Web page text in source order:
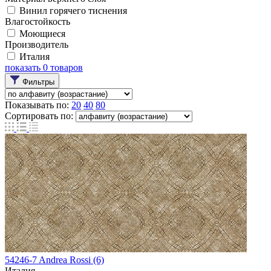
Винил горячего тиснения
Влагостойкость
Моющиеся
Производитель
Италия
показать 0 товаров
Фильтры
Показывать по: 20 40 80
Сортировать по:
54246-7 Andrea Rossi (6)